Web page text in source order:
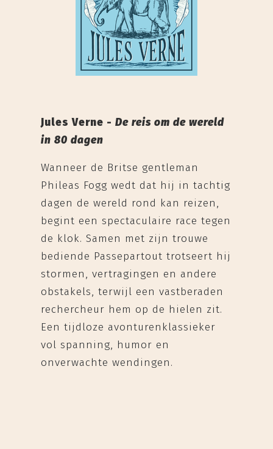
Jules Verne -De reis om de wereld
in 80 dagen
Wanneer de Britse gentleman
Phileas Fogg wedt dat hij in tachtig
dagen de wereld rond kan reizen,
begint een spectaculaire race tegen
de klok. Samen met zijn trouwe
bediende Passepartout trotseert hij
stormen, vertragingen en andere
obstakels, terwijl een vastberaden
rechercheur hem op de hielen zit.
Een tijdloze avonturenklassieker
vol spanning, humor en
onverwachte wendingen.